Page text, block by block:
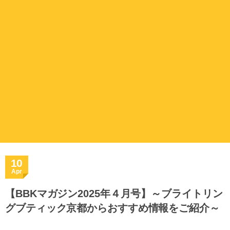
10
Apr
【BBKマガジン2025年４月号】～ブライトリン
グブティック京都からおすすめ情報をご紹介～